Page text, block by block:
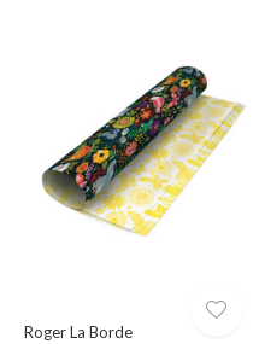
Roger La Borde